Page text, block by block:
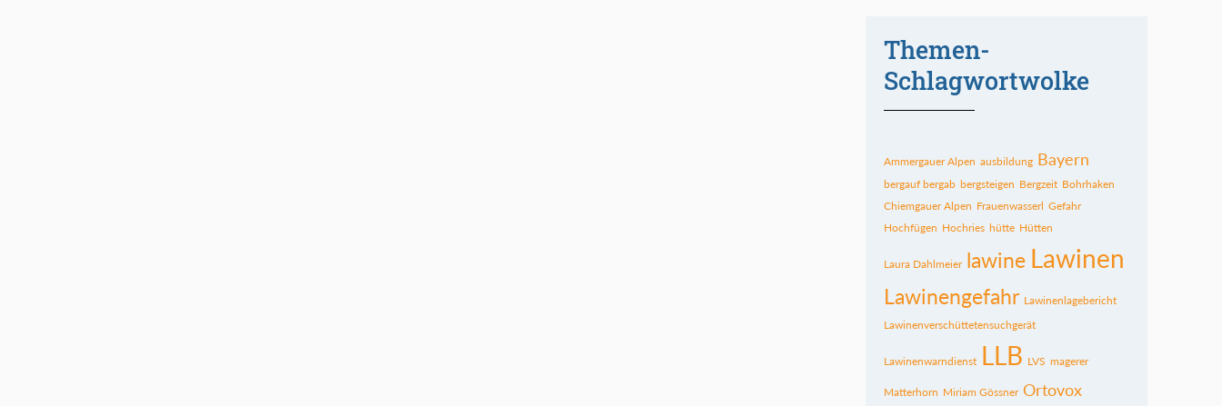
Themen-
Schlagwortwolke
Ammergauer Alpen ausbildung Bayern
bergauf bergab bergsteigen Bergzeit Bohrhaken
Chiemgauer Alpen Frauenwasserl Gefahr
Hochfügen Hochries hütte Hütten
Laura Dahlmeier lawine Lawinen
Lawinengefahr Lawinenlagebericht
Lawinenverschüttetensuchgerät
Lawinenwarndienst LLB LVS magerer
Matterhorn Miriam Gössner Ortovox